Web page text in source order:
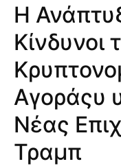
Η
Κίνδυνοι
Αγοράςυ
Νέας
Τραμπ